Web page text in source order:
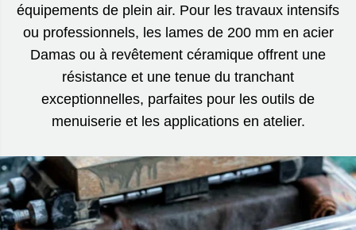
équipements de plein air. Pour les travaux intensifs
ou professionnels, les lames de 200 mm en acier
Damas ou à revêtement céramique offrent une
résistance et une tenue du tranchant
exceptionnelles, parfaites pour les outils de
menuiserie et les applications en atelier.